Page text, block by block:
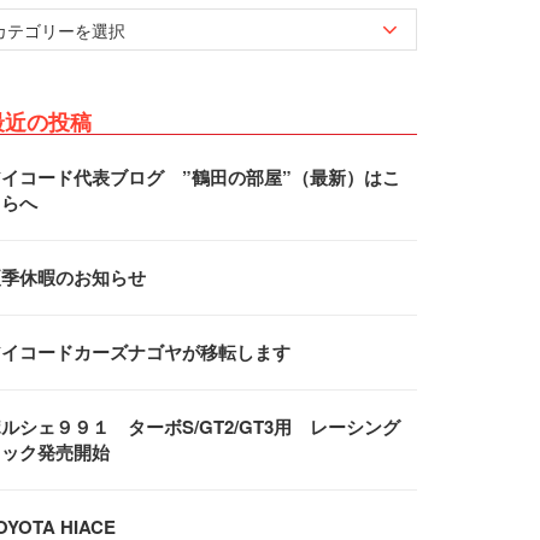
の投稿
コード代表ブログ ”鶴田の部屋”（最新）はこ
へ
休暇のお知らせ
コードカーズナゴヤが移転します
シェ９９１ ターボS/GT2/GT3用 レーシング
ク発売開始
HIACE